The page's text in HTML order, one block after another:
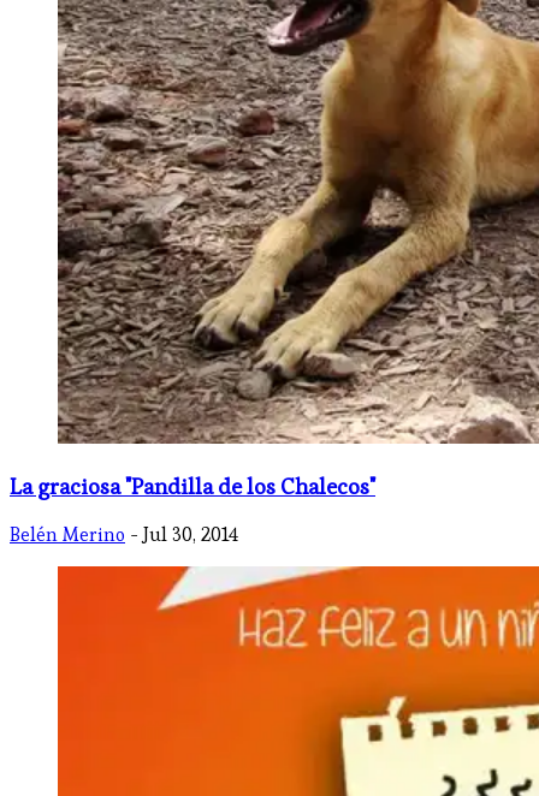
La graciosa "Pandilla de los Chalecos"
Belén Merino - Jul 30, 2014